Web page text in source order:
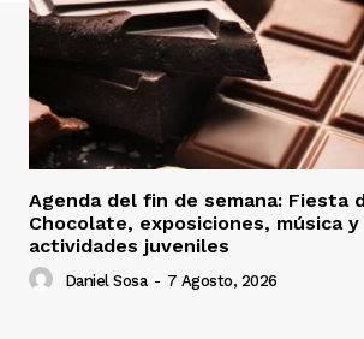
Agenda del fin de semana: Fiesta
Chocolate, exposiciones, música y
actividades juveniles
Daniel Sosa - 7 Agosto, 2026